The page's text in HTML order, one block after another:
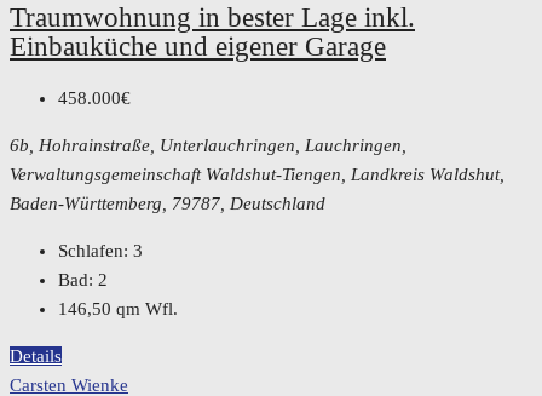
Traumwohnung in bester Lage inkl.
Einbauküche und eigener Garage
458.000€
6b, Hohrainstraße, Unterlauchringen, Lauchringen,
Verwaltungsgemeinschaft Waldshut-Tiengen, Landkreis Waldshut,
Baden-Württemberg, 79787, Deutschland
Schlafen: 3
Bad: 2
146,50 qm Wfl.
Details
Carsten Wienke